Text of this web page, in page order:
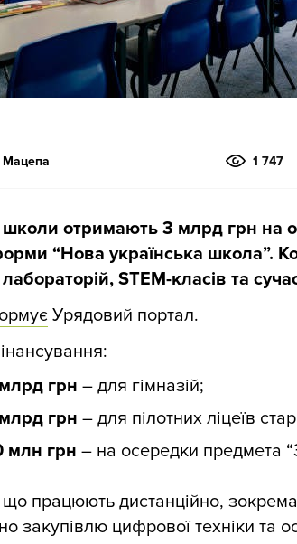
Мацепа 1 747
школи отримають 3 млрд грн на
“Нова українська школа”.
STEM-класів та
Урядовий портал.
грн – для гімназій;
грн – для пілотних ліцеїв
млн грн – на осередки предмета
що працюють дистанційно,
закупівлю цифрової техніки та